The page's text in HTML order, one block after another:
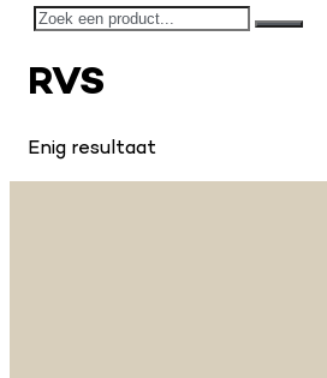
Zoeken
RVS
Enig resultaat